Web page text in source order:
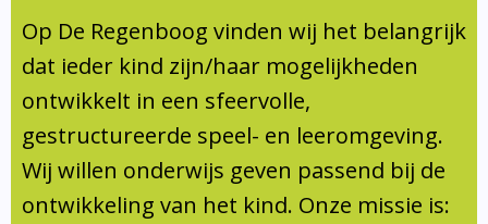
KomKids
Schoolvakanties
Ouderraad
Medezeggenschapsraad
Documentatie
Contact
Samenwerkingen
Op De Regenboog vinden wij het belangrijk
dat ieder kind zijn/haar mogelijkheden
ontwikkelt in een sfeervolle,
gestructureerde speel- en leeromgeving.
Wij willen onderwijs geven passend bij de
ontwikkeling van het kind. Onze missie is: